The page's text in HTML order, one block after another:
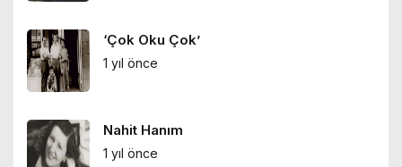
‘Çok Oku Çok’
1 yıl önce
Nahit Hanım
1 yıl önce